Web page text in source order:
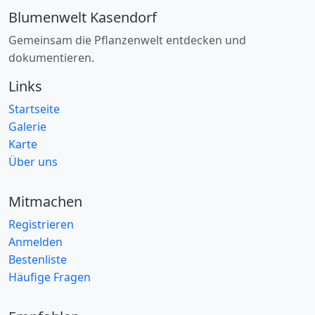
Blumenwelt Kasendorf
Gemeinsam die Pflanzenwelt entdecken und
dokumentieren.
Links
Startseite
Galerie
Karte
Über uns
Mitmachen
Registrieren
Anmelden
Bestenliste
Häufige Fragen